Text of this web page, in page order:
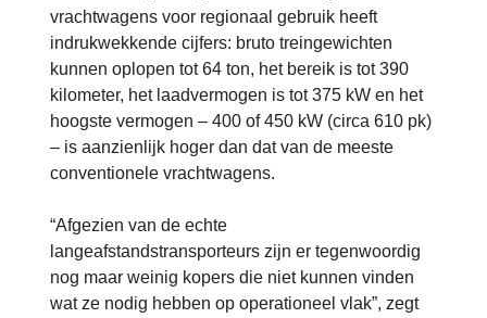
vrachtwagens voor regionaal gebruik heeft
indrukwekkende cijfers: bruto treingewichten
kunnen oplopen tot 64 ton, het bereik is tot 390
kilometer, het laadvermogen is tot 375 kW en het
hoogste vermogen – 400 of 450 kW (circa 610 pk)
– is aanzienlijk hoger dan dat van de meeste
conventionele vrachtwagens.
“Afgezien van de echte
langeafstandstransporteurs zijn er tegenwoordig
nog maar weinig kopers die niet kunnen vinden
wat ze nodig hebben op operationeel vlak”, zegt